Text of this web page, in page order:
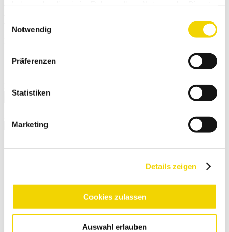
Notwendig
Präferenzen
Statistiken
Marketing
Details zeigen
Cookies zulassen
Auswahl erlauben
Zusatzoptionen
Mehrkilometer berechnen wir mit 0,18 € (exkl. MwSt) pro km
inkl. Vollkaskoversicherung mit Selbstbeteiligung
bei verspäteter Abgabe berechnen wir die Tagesmiete von 49
€
Zusatzfahrer inklusive
Saisonale Bereifung inklusive